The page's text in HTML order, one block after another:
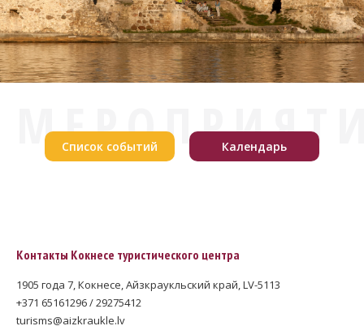
Список событий Календарь
Контакты Кокнесе туристического центра
1905 года 7, Кокнесе, Айзкраукльский край, LV-5113
+371 65161296 / 29275412
turisms@aizkraukle.lv